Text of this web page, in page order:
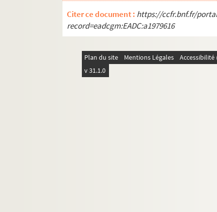
Citer ce document : https://ccfr.bnf.fr/
record=eadcgm:EADC:a1979616
Plan du site Mentions Légales
v 31.1.0